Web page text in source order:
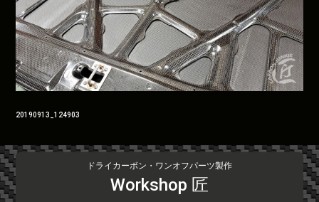
投
ナ
ビ
ゲ
ー
20190913_124903
ドライカーボン・ワンオフパーツ製作
Workshop 匠